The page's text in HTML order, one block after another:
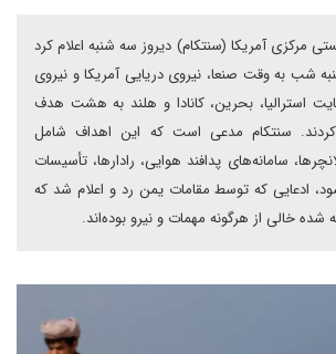
مرکزی آمریکا (سنتکام) دیروز سه شنبه اعلام کرد
۲۳:۵۹ دوشنبه شب به وقت صنعا، نیروی دریایی آمریکا و نیروی
استرالیا، بحرین، کانادا و هلند به هشت هدف
کردند. سنتکام مدعی است که این اهداف شامل
سامانه‌های پدافند هوایی، رادارها، تأسیسات
ادعایی که توسط مقامات یمن رد و اعلام شد که
خالی از هرگونه مهمات و نیرو بوده‌اند.